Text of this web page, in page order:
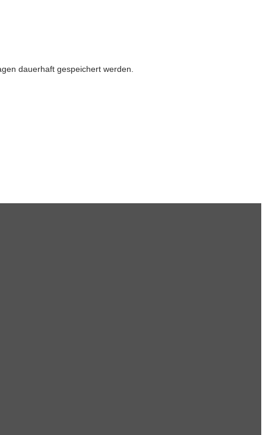
dauerhaft gespeichert werden.